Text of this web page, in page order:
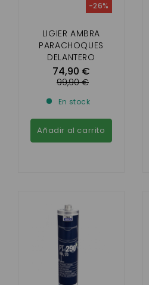
LIGIER AMBRA
PARACHOQUES
DELANTERO
74,90 €
-26%
99,90 €
En stock
Añadir al carrito